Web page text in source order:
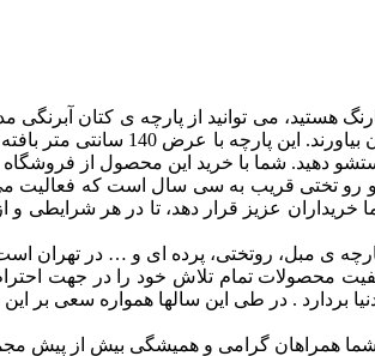
می توانید از پارچه ی کتان آبرنگی
تواند در دکوراسیون شما به
و رو تختی قریب به سی سال است که
عزیز قرار دهد، تا در هر شرایطی و از
محصولات تمام تلاش خود را در جهت
بردارد . در طی این سالها همواره سعی بر